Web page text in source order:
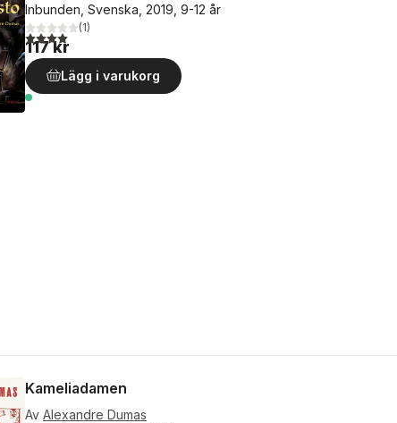
Inbunden, Svenska, 2019, 9-12 år
4,0utav 5 stjärnor. Totalt antal röster:
(1)
117 kr
Lägg i varukorg
Kameliadamen
Av Alexandre Dumas